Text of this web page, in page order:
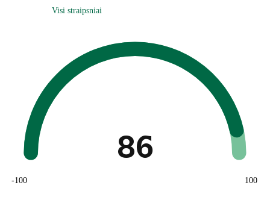
Visi straipsniai
86
-100 100